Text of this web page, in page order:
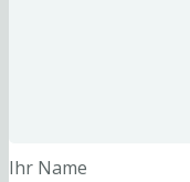
Ihr Name